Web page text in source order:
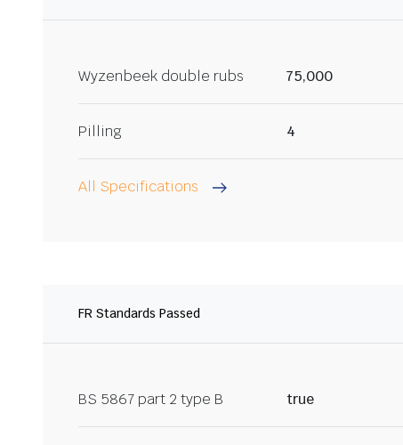
Wyzenbeek double rubs 75,000
Pilling 4
All Specifications
FR Standards Passed
BS 5867 part 2 type B true